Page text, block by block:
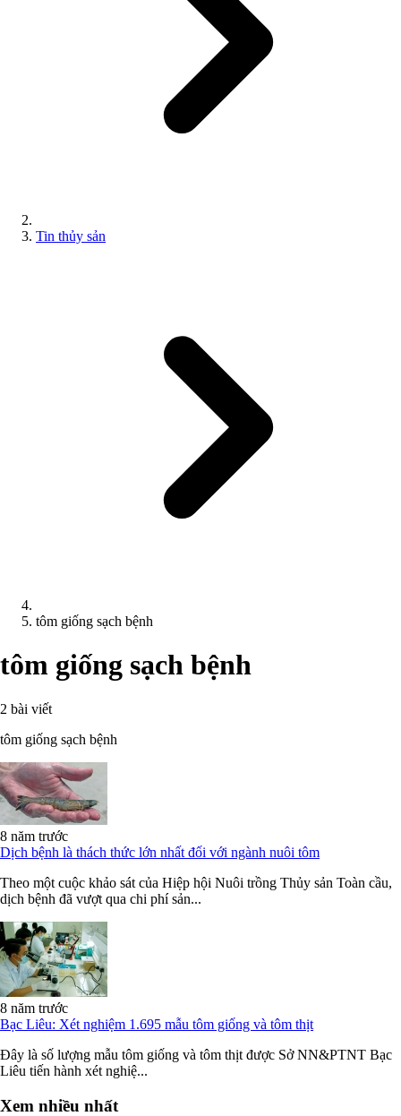
Tin thủy sản
tôm giống sạch bệnh
tôm giống sạch bệnh
2 bài viết
tôm giống sạch bệnh
8 năm trước
Dịch bệnh là thách thức lớn nhất đối với ngành nuôi tôm
Theo một cuộc khảo sát của Hiệp hội Nuôi trồng Thủy sản Toàn cầu,
dịch bệnh đã vượt qua chi phí sản...
8 năm trước
Bạc Liêu: Xét nghiệm 1.695 mẫu tôm giống và tôm thịt
Đây là số lượng mẫu tôm giống và tôm thịt được Sở NN&PTNT Bạc
Liêu tiến hành xét nghiệ...
Xem nhiều nhất